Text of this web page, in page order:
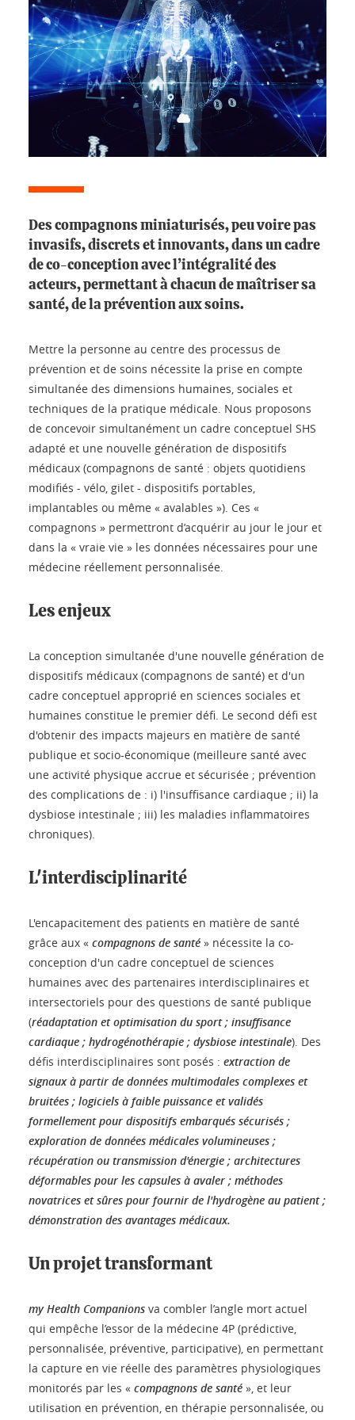
Des compagnons miniaturisés, peu voire pas
invasifs, discrets et innovants, dans un cadre
de co-conception avec l’intégralité des
acteurs, permettant à chacun de maîtriser sa
santé, de la prévention aux soins.
Mettre la personne au centre des processus de
prévention et de soins nécessite la prise en compte
simultanée des dimensions humaines, sociales et
techniques de la pratique médicale. Nous proposons
de concevoir simultanément un cadre conceptuel SHS
adapté et une nouvelle génération de dispositifs
médicaux (compagnons de santé : objets quotidiens
modifiés - vélo, gilet - dispositifs portables,
implantables ou même « avalables »). Ces «
compagnons » permettront d’acquérir au jour le jour et
dans la « vraie vie » les données nécessaires pour une
médecine réellement personnalisée.
Les enjeux
La conception simultanée d'une nouvelle génération de
dispositifs médicaux (compagnons de santé) et d'un
cadre conceptuel approprié en sciences sociales et
humaines constitue le premier défi. Le second défi est
d'obtenir des impacts majeurs en matière de santé
publique et socio-économique (meilleure santé avec
une activité physique accrue et sécurisée ; prévention
des complications de : i) l'insuffisance cardiaque ; ii) la
dysbiose intestinale ; iii) les maladies inflammatoires
chroniques).
L'interdisciplinarité
L'encapacitement des patients en matière de santé
grâce aux « compagnons de santé » nécessite la co-
conception d'un cadre conceptuel de sciences
humaines avec des partenaires interdisciplinaires et
intersectoriels pour des questions de santé publique
(réadaptation et optimisation du sport ; insuffisance
cardiaque ; hydrogénothérapie ; dysbiose intestinale). Des
défis interdisciplinaires sont posés : extraction de
signaux à partir de données multimodales complexes et
bruitées ; logiciels à faible puissance et validés
formellement pour dispositifs embarqués sécurisés ;
exploration de données médicales volumineuses ;
récupération ou transmission d'énergie ; architectures
déformables pour les capsules à avaler ; méthodes
novatrices et sûres pour fournir de l'hydrogène au patient ;
démonstration des avantages médicaux.
Un projet transformant
my Health Companions va combler l’angle mort actuel
qui empêche l’essor de la médecine 4P (prédictive,
personnalisée, préventive, participative), en permettant
la capture en vie réelle des paramètres physiologiques
monitorés par les « compagnons de santé », et leur
utilisation en prévention, en thérapie personnalisée, ou